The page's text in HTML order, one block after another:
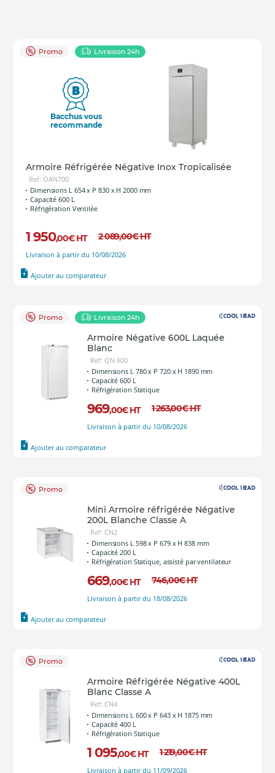
Promo Livraison 24h
Bacchus vous
recommande
Armoire Réfrigérée Négative Inox Tropicalisée
Ref: OAN700
Dimensions L 654 x P 830 x H 2000 mm
Capacité 600 L
Réfrigération Ventilée
1 950,00€ HT 2 089,00€HT
Livraison à partir du 10/08/2026
Ajouter au comparateur
Promo Livraison 24h
Armoire Négative 600L Laquée
Blanc
Ref: QN 600
Dimensions L 780 x P 720 x H 1890 mm
Capacité 600 L
Réfrigération Statique
969,00€ HT 1 263,00€HT
Livraison à partir du 10/08/2026
Ajouter au comparateur
Promo
Mini Armoire réfrigérée Négative
200L Blanche Classe A
Ref: CN2
Dimensions L 598 x P 679 x H 838 mm
Capacité 200 L
Réfrigération Statique, assisté par ventilateur
669,00€ HT 746,00€HT
Livraison à partir du 18/08/2026
Ajouter au comparateur
Promo
Armoire Réfrigérée Négative 400L
Blanc Classe A
Ref: CN4
Dimensions L 600 x P 643 x H 1875 mm
Capacité 400 L
Réfrigération Statique
1 095,00€ HT 1 219,00€HT
Livraison à partir du 11/09/2026